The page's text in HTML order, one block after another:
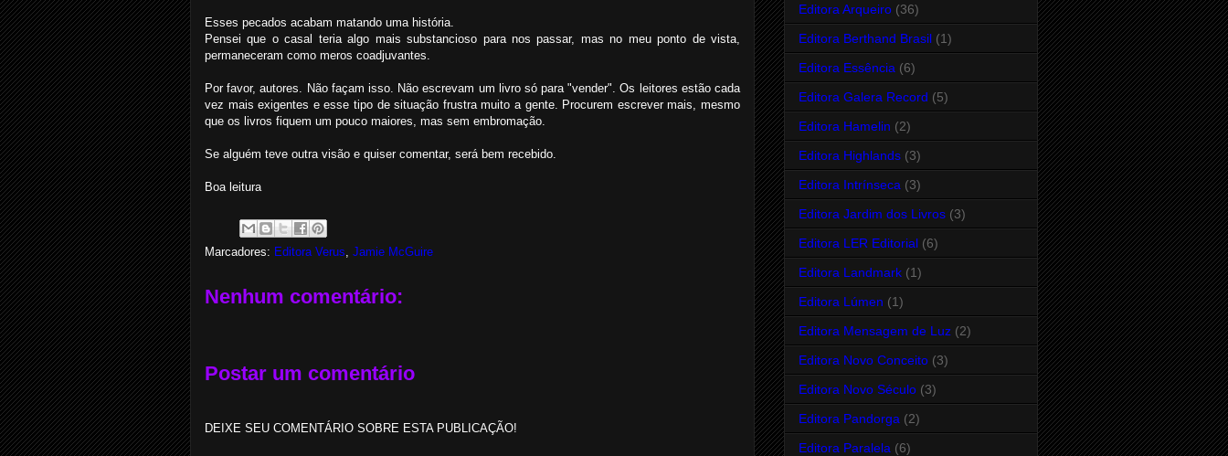
Esses pecados acabam matando uma história.
Pensei que o casal teria algo mais substancioso para nos passar, mas no meu ponto de vista,
permaneceram como meros coadjuvantes.
Por favor, autores. Não façam isso. Não escrevam um livro só para "vender". Os leitores estão cada
vez mais exigentes e esse tipo de situação frustra muito a gente. Procurem escrever mais, mesmo
que os livros fiquem um pouco maiores, mas sem embromação.
Se alguém teve outra visão e quiser comentar, será bem recebido.
Boa leitura
Marcadores: Editora Verus, Jamie McGuire
Nenhum comentário:
Postar um comentário
DEIXE SEU COMENTÁRIO SOBRE ESTA PUBLICAÇÃO!
Editora Arqueiro (36)
Editora Berthand Brasil (1)
Editora Essência (6)
Editora Galera Record (5)
Editora Hamelin (2)
Editora Highlands (3)
Editora Intrínseca (3)
Editora Jardim dos Livros (3)
Editora LER Editorial (6)
Editora Landmark (1)
Editora Lúmen (1)
Editora Mensagem de Luz (2)
Editora Novo Conceito (3)
Editora Novo Século (3)
Editora Pandorga (2)
Editora Paralela (6)